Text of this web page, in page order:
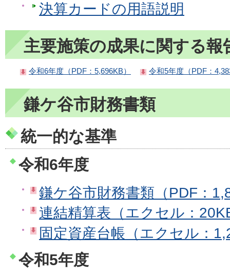
決算カードの用語説明
主要施策の成果に関する報
令和6年度（PDF：5,696KB） 令和5年度（PDF：
鎌ケ谷市財務書類
統一的な基準
令和6年度
鎌ケ谷市財務書類（PDF：
連結精算表（エクセル：
固定資産台帳（エクセル：
令和5年度